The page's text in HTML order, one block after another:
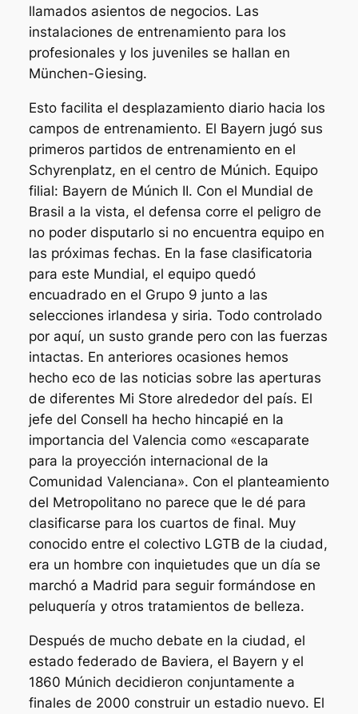
llamados asientos de negocios. Las
instalaciones de entrenamiento para los
profesionales y los juveniles se hallan en
München-Giesing.
Esto facilita el desplazamiento diario hacia los
campos de entrenamiento. El Bayern jugó sus
primeros partidos de entrenamiento en el
Schyrenplatz, en el centro de Múnich. Equipo
filial: Bayern de Múnich II. Con el Mundial de
Brasil a la vista, el defensa corre el peligro de
no poder disputarlo si no encuentra equipo en
las próximas fechas. En la fase clasificatoria
para este Mundial, el equipo quedó
encuadrado en el Grupo 9 junto a las
selecciones irlandesa y siria. Todo controlado
por aquí, un susto grande pero con las fuerzas
intactas. En anteriores ocasiones hemos
hecho eco de las noticias sobre las aperturas
de diferentes Mi Store alrededor del país. El
jefe del Consell ha hecho hincapié en la
importancia del Valencia como «escaparate
para la proyección internacional de la
Comunidad Valenciana». Con el planteamiento
del Metropolitano no parece que le dé para
clasificarse para los cuartos de final. Muy
conocido entre el colectivo LGTB de la ciudad,
era un hombre con inquietudes que un día se
marchó a Madrid para seguir formándose en
peluquería y otros tratamientos de belleza.
Después de mucho debate en la ciudad, el
estado federado de Baviera, el Bayern y el
1860 Múnich decidieron conjuntamente a
finales de 2000 construir un estadio nuevo. El